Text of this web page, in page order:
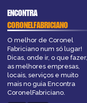
ENCONTRA
CORONELFABRICIANO
O melhor de Coronel
Fabriciano num só lugar!
Dicas, onde ir, o que fazer,
as melhores empresas,
locais, serviços e muito
mais no guia Encontra
CoronelFabriciano.